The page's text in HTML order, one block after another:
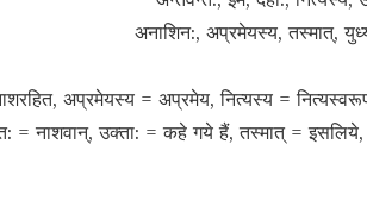
अनाशिन:, अप्रमेयस्य, तस्मात्,
अप्रमेयस्य = अप्रमेय, नित्यस्य =
= नाशवान्, उक्ता: = कहे गये हैं, तस्मात् =